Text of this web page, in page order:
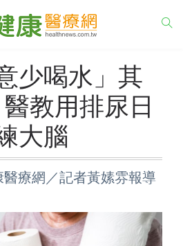
少喝水」其
教用排尿日
大腦
療網／記者黃嫊雰報導